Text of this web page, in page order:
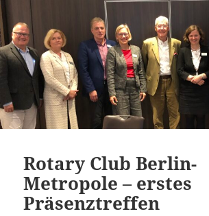
Rotary Club Berlin-
Metropole – erstes
Präsenztreffen